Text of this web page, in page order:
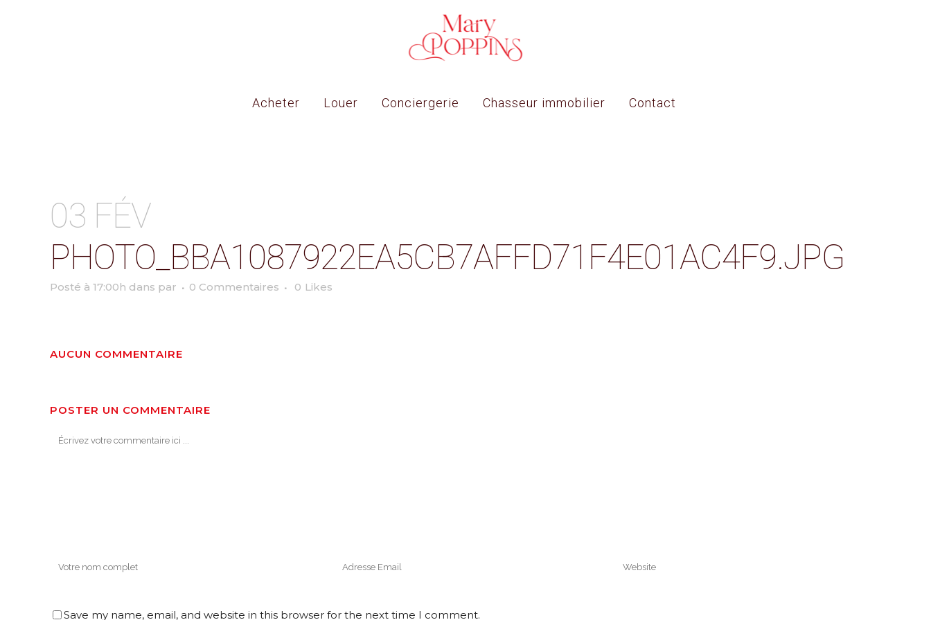
Acheter Louer Conciergerie Chasseur immobilier Contact
03 FÉV
PHOTO_BBA1087922EA5CB7AFFD71F4E01AC4F9.JPG
Posté à 17:00h dans par 0 Commentaires 0 Likes
AUCUN COMMENTAIRE
POSTER UN COMMENTAIRE
Save my name, email, and website in this browser for the next time I comment.